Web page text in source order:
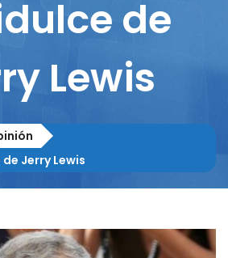
de
Lewis
Jerry Lewis